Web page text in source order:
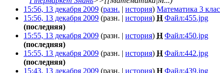
15:56, 13 декабря 2009 (разн. | история) Математика 3 клас
15:56, 13 декабря 2009 (разн. | история) Н Файл:455.jpg
(последняя)
15:55, 13 декабря 2009 (разн. | история) Н Файл:450.jpg
(последняя)
15:55, 13 декабря 2009 (разн. | история) Н Файл:442.jpg
(последняя)
15:43, 13 декабря 2009 (разн. | история) Н Файл:439.jpg